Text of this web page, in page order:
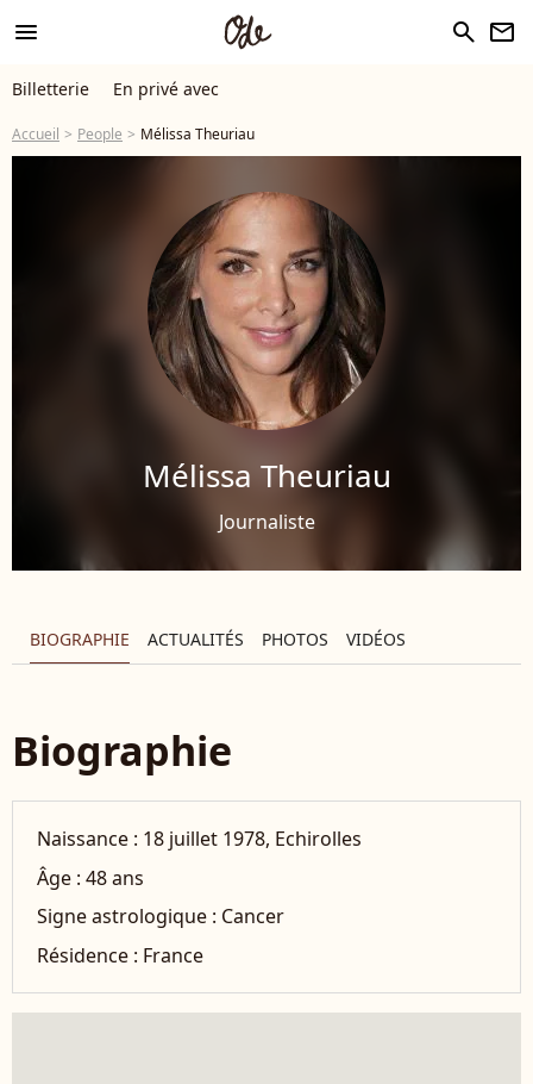
menu search newsletter
Billetterie En privé avec
Accueil People Mélissa Theuriau
Mélissa Theuriau
Journaliste
BIOGRAPHIE ACTUALITÉS PHOTOS VIDÉOS
Biographie
Naissance : 18 juillet 1978, Echirolles
Âge :48 ans
Signe astrologique : Cancer
Résidence : France